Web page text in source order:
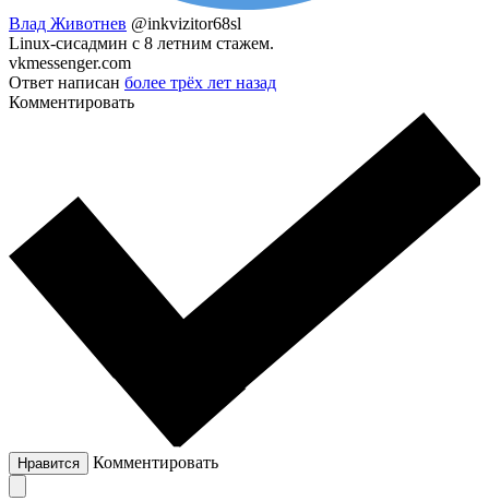
Влад Животнев @inkvizitor68sl
Linux-сисадмин с 8 летним стажем.
vkmessenger.com
Ответ написан более трёх лет назад
Комментировать
Нравится Комментировать